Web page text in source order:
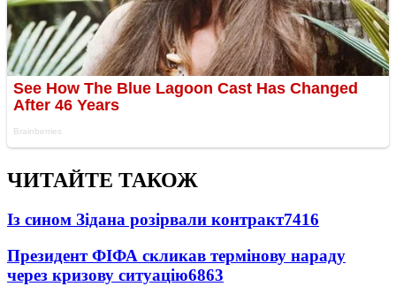
ЧИТАЙТЕ ТАКОЖ
Із сином Зідана розірвали контракт7416
Президент ФІФА скликав термінову нараду
через кризову ситуацію6863